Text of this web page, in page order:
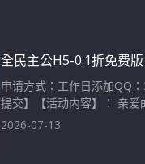
全民主公H5-0.1折免费
申请方式：工作日添加QQ
提交】【活动内容】： 亲爱
2026-07-13